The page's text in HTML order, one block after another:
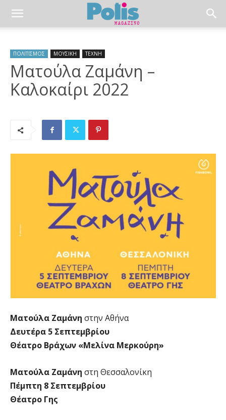
ΠΟΛΙΤΙΣΜΟΣ ΜΟΥΣΙΚΗ ΤΕΧΝΗ
Ματούλα Ζαμάνη –
Καλοκαίρι 2022
Ματούλα Ζαμάνη στην Αθήνα
Δευτέρα 5 Σεπτεμβρίου
Θέατρο Βράχων «Μελίνα Μερκούρη»
Ματούλα Ζαμάνη στη Θεσσαλονίκη
Πέμπτη 8 Σεπτεμβρίου
Θέατρο Γης